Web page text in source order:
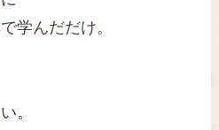
学んだだけ。
。